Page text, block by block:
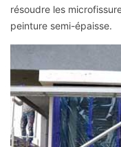
résoudre les
peinture semi-épaisse.